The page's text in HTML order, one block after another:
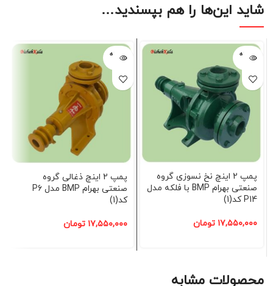
شاید این‌ها را هم بپسندید…
فروخته
شده
پمپ 2 اینچ نخ نسوزی گروه
صنعتی بهرام BMP با فلکه مدل
P14 کد(1)
۱۷,۵۵۰,۰۰۰ تومان
فروخته
شده
پمپ 2 اینچ ذغالی گروه
صنعتی بهرام BMP مدل P6
کد(1)
۱۷,۵۵۰,۰۰۰ تومان
محصولات مشابه